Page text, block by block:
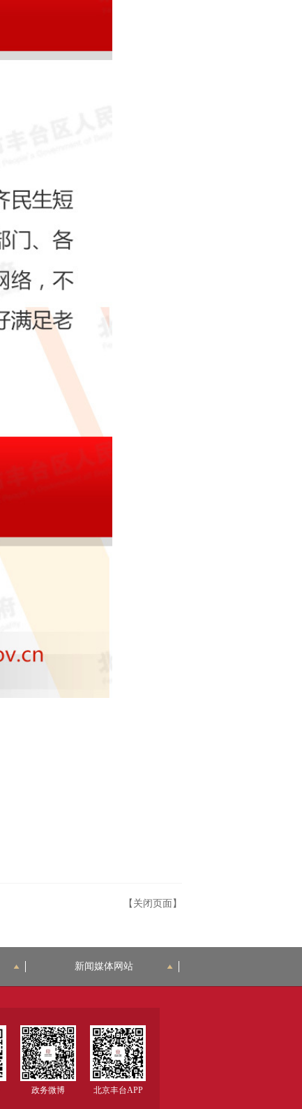
【关闭页面】
新闻媒体网站
政务微博 北京丰台APP